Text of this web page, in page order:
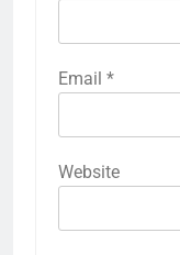
Email *
Website